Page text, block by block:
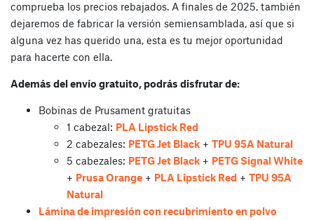
comprueba los precios rebajados. A finales de 2025, también
dejaremos de fabricar la versión semiensamblada, así que si
alguna vez has querido una, esta es tu mejor oportunidad
para hacerte con ella.
Además del envío gratuito, podrás disfrutar de:
Bobinas de Prusament gratuitas
1 cabezal: PLA Lipstick Red
2 cabezales: PETG Jet Black + TPU 95A Natural
5 cabezales: PETG Jet Black + PETG Signal White
+ Prusa Orange + PLA Lipstick Red + TPU 95A
Natural
Lámina de impresión con recubrimiento en polvo